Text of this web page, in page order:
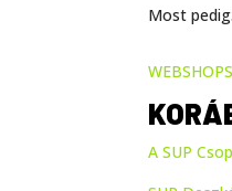
Most
WEBSHOP
A SUP